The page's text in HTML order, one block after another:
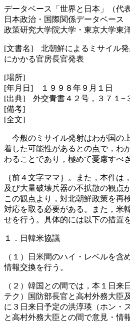
データベース「世界と日本」（代
日本政治・国際関係データベース
政策研究大学院大学・東京大学東
[文書名] 北朝鮮によるミサイル発
にかかる官房長官発表
[場所]
[年月日] １９９８年９月１日
[出典] 外交青書４２号，３７１−
[備考]
[全文]
今般のミサイル発射はわが国の
着した可能性があるとの点で，わ
わることであり，極めて憂慮すべ
｛前４文字ママ｝。また，本件は
及び大量破壊兵器の不拡散の観点
この観点より，対北朝鮮政策を再
対応を取る必要がある。また，米
せを行う。具体的には以下の措置
１．日韓米協議
（１）日米間のハイ・レベルを含
情報交換を行う。
（２）韓国との間では，本１日来
テク）国防部長官と高村外務大臣
に３日来日予定の洪淳瑛（ホン・
と高村外務大臣との間で意見・情